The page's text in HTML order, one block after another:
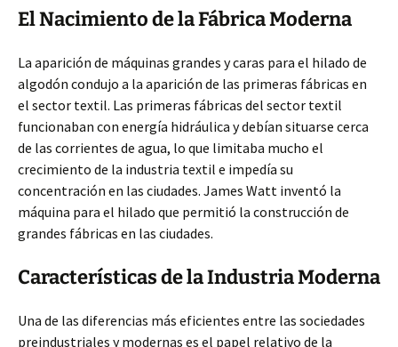
El Nacimiento de la Fábrica Moderna
La aparición de máquinas grandes y caras para el hilado de
algodón condujo a la aparición de las primeras fábricas en
el sector textil. Las primeras fábricas del sector textil
funcionaban con energía hidráulica y debían situarse cerca
de las corrientes de agua, lo que limitaba mucho el
crecimiento de la industria textil e impedía su
concentración en las ciudades. James Watt inventó la
máquina para el hilado que permitió la construcción de
grandes fábricas en las ciudades.
Características de la Industria Moderna
Una de las diferencias más eficientes entre las sociedades
preindustriales y modernas es el papel relativo de la